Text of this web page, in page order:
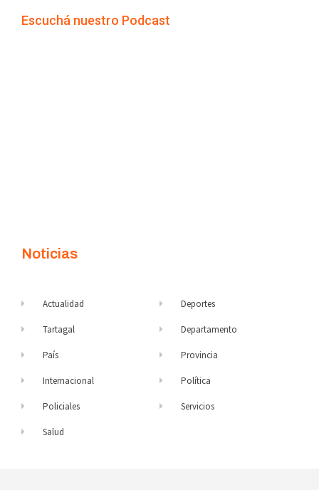
Escuchá nuestro Podcast
Noticias
Actualidad
Tartagal
País
Internacional
Policiales
Salud
Deportes
Departamento
Provincia
Política
Servicios